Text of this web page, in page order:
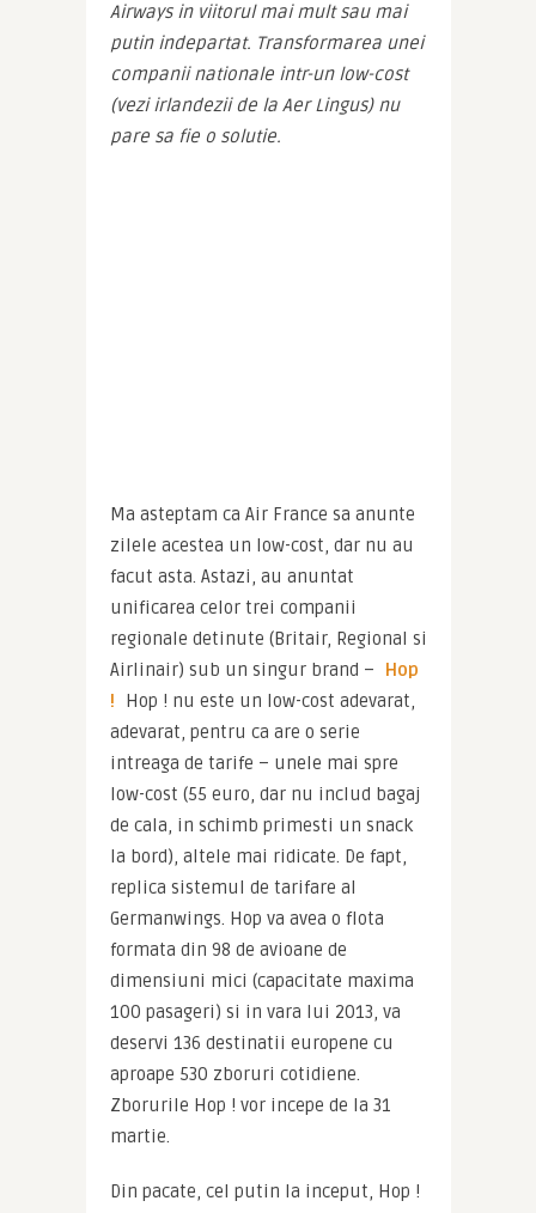
Airways in viitorul mai mult sau mai
putin indepartat. Transformarea unei
companii nationale intr-un low-cost
(vezi irlandezii de la Aer Lingus) nu
pare sa fie o solutie.
Ma asteptam ca Air France sa anunte
zilele acestea un low-cost, dar nu au
facut asta. Astazi, au anuntat
unificarea celor trei companii
regionale detinute (Britair, Regional si
Airlinair) sub un singur brand –
Hop
!
Hop ! nu este un low-cost adevarat,
adevarat, pentru ca are o serie
intreaga de tarife – unele mai spre
low-cost (55 euro, dar nu includ bagaj
de cala, in schimb primesti un snack
la bord), altele mai ridicate. De fapt,
replica sistemul de tarifare al
Germanwings. Hop va avea o flota
formata din 98 de avioane de
dimensiuni mici (capacitate maxima
100 pasageri) si in vara lui 2013, va
deservi 136 destinatii europene cu
aproape 530 zboruri cotidiene.
Zborurile Hop ! vor incepe de la 31
martie.
Din pacate, cel putin la inceput, Hop !